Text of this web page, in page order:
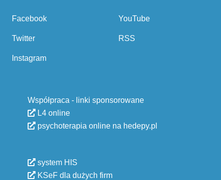
Facebook
Twitter
Instagram
YouTube
RSS
Współpraca - linki sponsorowane
L4 online
psychoterapia online na hedepy.pl
system HIS
KSeF dla dużych firm